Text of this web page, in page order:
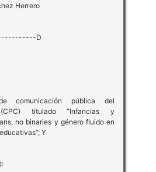
Herrero
D
comunicación pública del
(CPC) titulado “Infancias y
no binaries y género fluido en
Y